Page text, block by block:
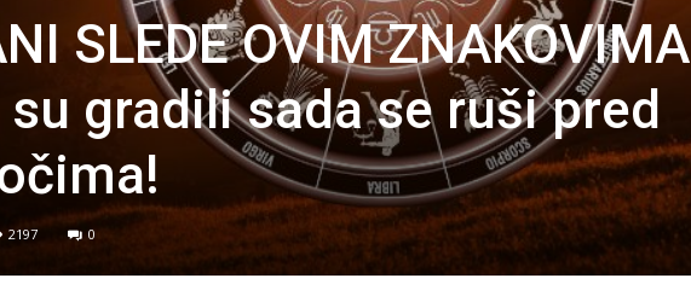
SLEDE OVIM ZNAKOVIMA
gradili sada se ruši pred
2197 0